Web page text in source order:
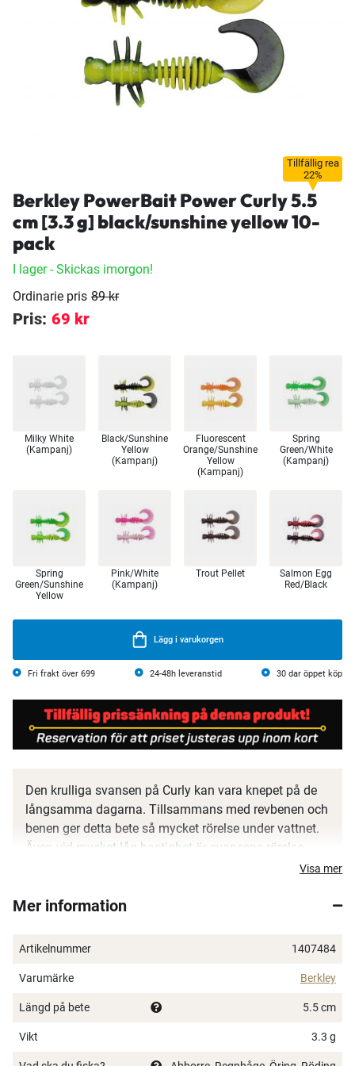
Tillfällig rea
22%
Berkley PowerBait Power Curly 5.5
cm [3.3 g] black/sunshine yellow 10-
pack
I lager- Skickas imorgon!
Ordinarie pris 89 kr
Pris: 69 kr
Milky White
(Kampanj)
Black/Sunshine
Yellow
(Kampanj)
Fluorescent
Orange/Sunshine
Yellow
(Kampanj)
Spring
Green/White
(Kampanj)
Spring
Green/Sunshine
Yellow
Pink/White
(Kampanj)
Trout Pellet
Salmon Egg
Red/Black
Lägg i varukorgen
Fri frakt över 699 24-48h leveranstid 30 dar öppet köp
Den krulliga svansen på Curly kan vara knepet på de
långsamma dagarna. Tillsammans med revbenen och
benen ger detta bete så mycket rörelse under vattnet.
Även vid mycket låg hastighet är svansens rörelse
absolut dödlig för stora öringar. Revbenen på kroppen
PowerBait-formel och hjälper dig att fånga fler fiskar!
Stor yta för optimerad smakdistribution
Kombineras perfekt med alla populära mjukbete-
Visa mer
Mer information
Artikelnummer 1407484
Varumärke Berkley
Längd på bete 5.5 cm
Vikt 3.3 g